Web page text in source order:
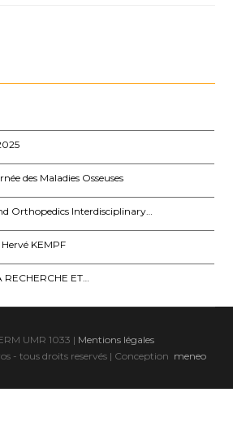
des Maladies Osseuses
Orthopedics Interdisciplinary…
KEMPF
RECHERCHE ET…
UMR 1033 | Mentions légales
- tous droits reservés | Conception meneo